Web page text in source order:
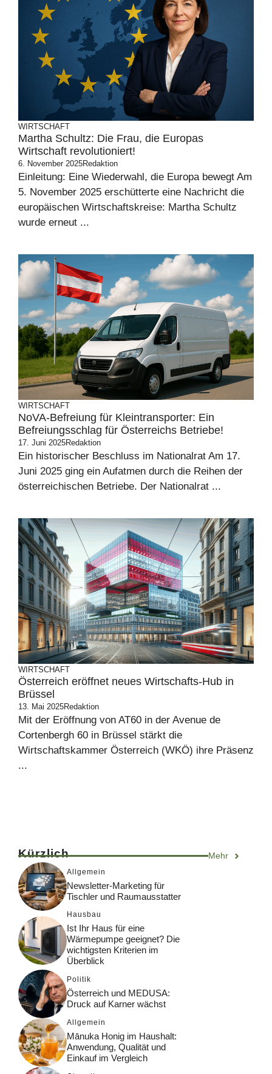
WIRTSCHAFT
Martha Schultz: Die Frau, die Europas
Wirtschaft revolutioniert!
6. November 2025Redaktion
Einleitung: Eine Wiederwahl, die Europa bewegt Am
5. November 2025 erschütterte eine Nachricht die
europäischen Wirtschaftskreise: Martha Schultz
wurde erneut ...
WIRTSCHAFT
NoVA-Befreiung für Kleintransporter: Ein
Befreiungsschlag für Österreichs Betriebe!
17. Juni 2025Redaktion
Ein historischer Beschluss im Nationalrat Am 17.
Juni 2025 ging ein Aufatmen durch die Reihen der
österreichischen Betriebe. Der Nationalrat ...
WIRTSCHAFT
Österreich eröffnet neues Wirtschafts-Hub in
Brüssel
13. Mai 2025Redaktion
Mit der Eröffnung von AT60 in der Avenue de
Cortenbergh 60 in Brüssel stärkt die
Wirtschaftskammer Österreich (WKÖ) ihre Präsenz
...
Kürzlich Mehr
Allgemein
Newsletter-Marketing für
Tischler und Raumausstatter
Hausbau
Ist Ihr Haus für eine
Wärmepumpe geeignet? Die
wichtigsten Kriterien im
Überblick
Politik
Österreich und MEDUSA:
Druck auf Karner wächst
Allgemein
Mānuka Honig im Haushalt:
Anwendung, Qualität und
Einkauf im Vergleich